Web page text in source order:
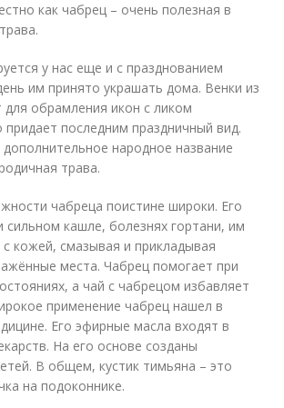
как чабрец – очень полезная в
у нас еще и с празднованием
им принято украшать дома. Венки из
для обрамления икон с ликом
последним праздничный вид.
народное название
трава.
чабреца поистине широки. Его
сильном кашле, болезнях гортани, им
кожей, смазывая и прикладывая
места. Чабрец помогает при
а чай с чабрецом избавляет
применение чабрец нашел в
Его эфирные масла входят в
На его основе созданы
В общем, кустик тимьяна – это
на подоконнике.